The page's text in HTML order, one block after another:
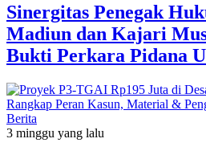
Sinergitas Penegak
Madiun dan Kajari
Bukti Perkara Pidana
Berita
3 minggu yang lalu